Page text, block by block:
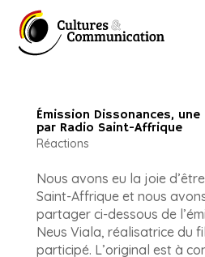
Émission Dissonances,
par Radio Saint-Affrique
Réactions
Nous avons eu la joie
Saint-Affrique et nous
partager ci-dessous de
Neus Viala, réalisatrice du
participé. L’original est à